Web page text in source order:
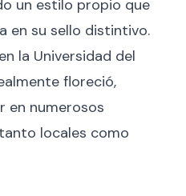
un estilo propio que
en su sello distintivo.
la Universidad del
floreció,
en numerosos
locales como